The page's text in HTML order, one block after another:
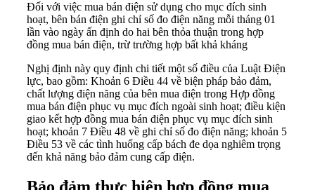
Đối với việc mua bán điện sử dụng cho mục đích sinh
hoạt, bên bán điện ghi chỉ số đo điện năng mỗi tháng 01
lần vào ngày ấn định do hai bên thỏa thuận trong hợp
đồng mua bán điện, trừ trường hợp bất khả kháng
Nghị định này quy định chi tiết một số điều của Luật Điện
lực, bao gồm: Khoản 6 Điều 44 về biện pháp bảo đảm,
chất lượng điện năng của bên mua điện trong Hợp đồng
mua bán điện phục vụ mục đích ngoài sinh hoạt; điều kiện
giao kết hợp đồng mua bán điện phục vụ mục đích sinh
hoạt; khoản 7 Điều 48 về ghi chỉ số đo điện năng; khoản 5
Điều 53 về các tình huống cấp bách đe dọa nghiêm trọng
đến khả năng bảo đảm cung cấp điện.